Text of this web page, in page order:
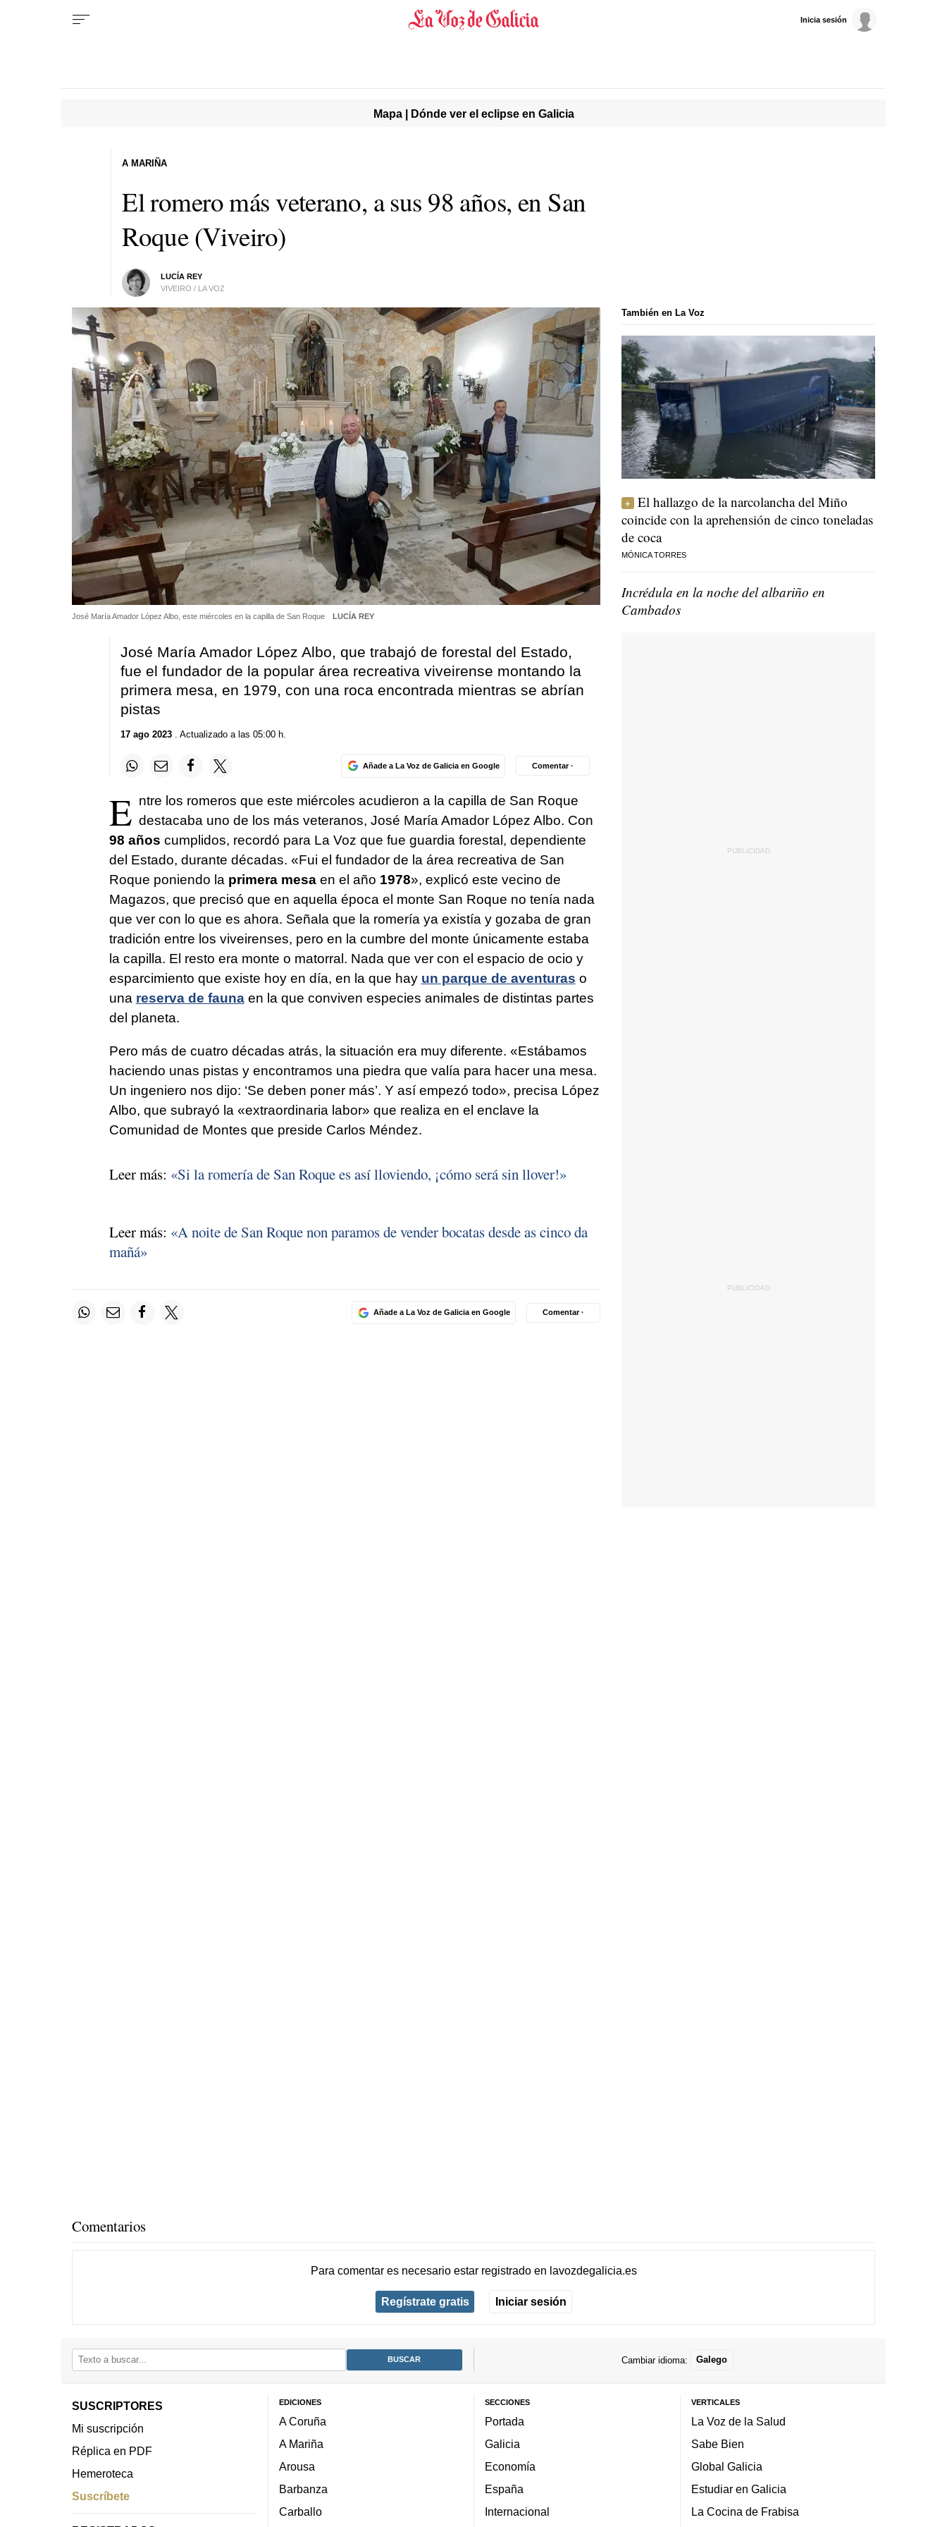
Inicia sesión
Mapa | Dónde ver el eclipse en Galicia
El romero más veterano, a sus 98 años, en San
Roque (Viveiro)
LUCÍA REY
VIVEIRO / LA VOZ
A MARIÑA
José María Amador López Albo, este miércoles en la capilla de San Roque LUCÍA REY
José María Amador López Albo, que trabajó de forestal del Estado,
fue el fundador de la popular área recreativa viveirense montando la
primera mesa, en 1979, con una roca encontrada mientras se abrían
pistas
17 ago 2023. Actualizado a las 05:00 h.
Añade a La Voz de Galicia en Google Comentar ·
E ntre los romeros que este miércoles acudieron a la capilla de San Roque
destacaba uno de los más veteranos, José María Amador López Albo. Con
98 años cumplidos, recordó para La Voz que fue guardia forestal, dependiente
del Estado, durante décadas. «Fui el fundador de la área recreativa de San
Roque poniendo la primera mesaen el año 1978», explicó este vecino de
Magazos, que precisó que en aquella época el monte San Roque no tenía nada
que ver con lo que es ahora. Señala que la romería ya existía y gozaba de gran
tradición entre los viveirenses, pero en la cumbre del monte únicamente estaba
la capilla. El resto era monte o matorral. Nada que ver con el espacio de ocio y
esparcimiento que existe hoy en día, en la que hay un parque de aventuras o
una reserva de faunaen la que conviven especies animales de distintas partes
del planeta.
Pero más de cuatro décadas atrás, la situación era muy diferente. «Estábamos
haciendo unas pistas y encontramos una piedra que valía para hacer una mesa.
Un ingeniero nos dijo: ‘Se deben poner más’. Y así empezó todo», precisa López
Albo, que subrayó la «extraordinaria labor» que realiza en el enclave la
Comunidad de Montes que preside Carlos Méndez.
Leer más: «Si la romería de San Roque es así lloviendo, ¡cómo será sin llover!»
Leer más: «A noite de San Roque non paramos de vender bocatas desde as cinco da
mañá»
Añade a La Voz de Galicia en Google Comentar ·
También en La Voz
El hallazgo de la narcolancha del Miño
coincide con la aprehensión de cinco toneladas
de coca
MÓNICA TORRES
Incrédula en la noche del albariño en
Cambados
Comentarios
Para comentar es necesario estar registradoen lavozdegalicia.es
Regístrate gratis Iniciar sesión
Cambiar idioma: Galego
SUSCRIPTORES
Mi suscripción
Réplica en PDF
Hemeroteca
Suscríbete
EDICIONES
A Coruña
A Mariña
Arousa
Barbanza
Carballo
SECCIONES
Portada
Galicia
Economía
España
Internacional
VERTICALES
La Voz de la Salud
Sabe Bien
Global Galicia
Estudiar en Galicia
La Cocina de Frabisa